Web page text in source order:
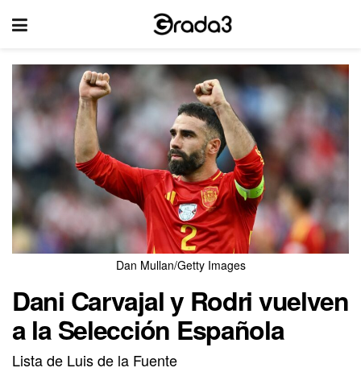
Dan Mullan/Getty Images
Dani Carvajal y Rodri vuelven
a la Selección Española
Lista de Luis de la Fuente